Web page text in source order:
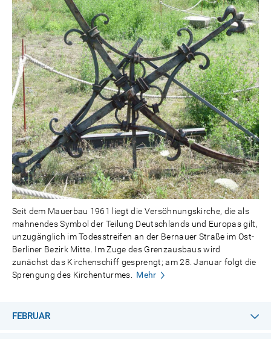
Seit dem Mauerbau 1961 liegt die Versöhnungskirche, die als
mahnendes Symbol der Teilung Deutschlands und Europas gilt,
unzugänglich im Todesstreifen an der Bernauer Straße im Ost-
Berliner Bezirk Mitte. Im Zuge des Grenzausbaus wird
zunächst das Kirchenschiff gesprengt; am 28. Januar folgt die
Sprengung des Kirchenturmes.
Mehr
FEBRUAR